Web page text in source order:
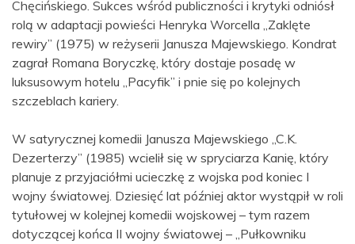
Chęcińskiego. Sukces wśród publiczności i krytyki odniósł
rolą w adaptacji powieści Henryka Worcella „Zaklęte
rewiry” (1975) w reżyserii Janusza Majewskiego. Kondrat
zagrał Romana Boryczkę, który dostaje posadę w
luksusowym hotelu „Pacyfik” i pnie się po kolejnych
szczeblach kariery.
W satyrycznej komedii Janusza Majewskiego „C.K.
Dezerterzy” (1985) wcielił się w spryciarza Kanię, który
planuje z przyjaciółmi ucieczkę z wojska pod koniec I
wojny światowej. Dziesięć lat później aktor wystąpił w roli
tytułowej w kolejnej komedii wojskowej – tym razem
dotyczącej końca II wojny światowej – „Pułkowniku